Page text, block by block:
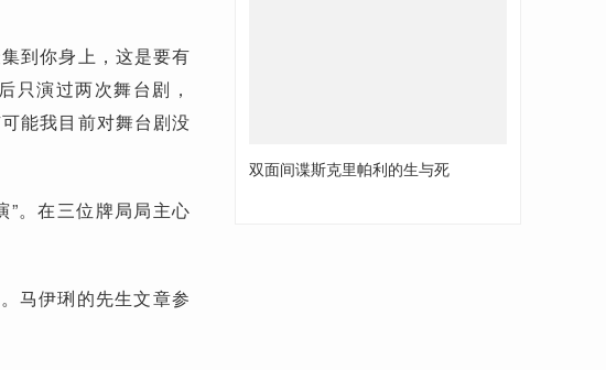
到你身上，这是要有
只演过两次舞台剧，
能我目前对舞台剧没
”。在三位牌局局主心
马伊琍的先生文章参
双面间谍斯克里帕利的生与死